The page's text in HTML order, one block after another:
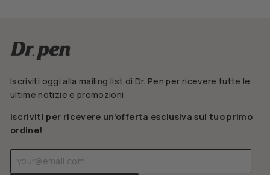
Iscriviti oggi alla mailing list di Dr. Pen per ricevere tutte le
ultime notizie e promozioni
Iscriviti per ricevere un'offerta esclusiva sul tuo primo
ordine!